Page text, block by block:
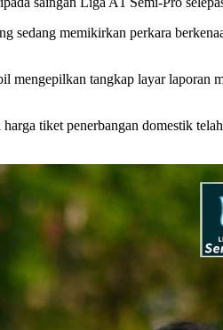
memikirkan perkara
mengepilkan tangkap layar laporan
tiket penerbangan domestik